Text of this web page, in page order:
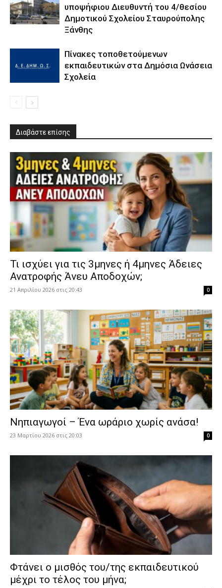
υποψήφιου Διευθυντή του 4/θεσίου
Δημοτικού Σχολείου Σταυρούπολης
Ξάνθης
Πίνακες τοποθετούμενων
εκπαιδευτικών στα Δημόσια Ωνάσεια
Σχολεία
Διαβάστε επίσης
​Τι ισχύει για τις 3μηνες ή 4μηνες Άδειες
Ανατροφής Άνευ Αποδοχών;
21 Απριλίου 2026 στις 20:43 0
Νηπιαγωγοί – Ένα ωράριο χωρίς ανάσα!
23 Μαρτίου 2026 στις 20:03 0
Φτάνει ο μισθός του/της εκπαιδευτικού
μέχρι το τέλος του μήνα;